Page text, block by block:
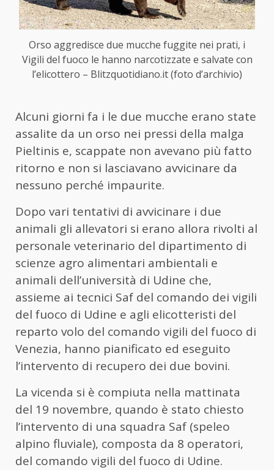
Orso aggredisce due mucche fuggite nei prati, i
Vigili del fuoco le hanno narcotizzate e salvate con
l’elicottero – Blitzquotidiano.it (foto d’archivio)
Alcuni giorni fa i le due mucche erano state
assalite da un orso nei pressi della malga
Pieltinis e, scappate non avevano più fatto
ritorno e non si lasciavano avvicinare da
nessuno perché impaurite.
Dopo vari tentativi di avvicinare i due
animali gli allevatori si erano allora rivolti al
personale veterinario del dipartimento di
scienze agro alimentari ambientali e
animali dell’università di Udine che,
assieme ai tecnici Saf del comando dei vigili
del fuoco di Udine e agli elicotteristi del
reparto volo del comando vigili del fuoco di
Venezia, hanno pianificato ed eseguito
l’intervento di recupero dei due bovini.
La vicenda si è compiuta nella mattinata
del 19 novembre, quando è stato chiesto
l’intervento di una squadra Saf (speleo
alpino fluviale), composta da 8 operatori,
del comando vigili del fuoco di Udine.